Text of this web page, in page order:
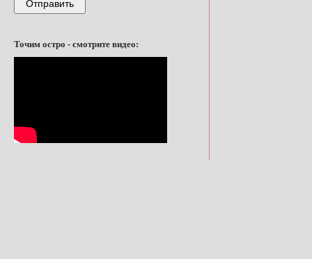
Отправить
Точим остро - смотрите видео: